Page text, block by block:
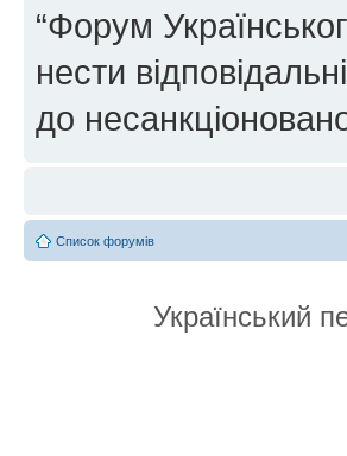
“Форум
нести
до
Список форумів
Український